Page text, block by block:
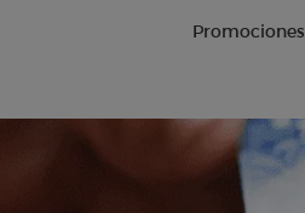
Promociones